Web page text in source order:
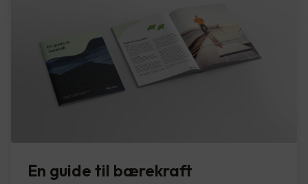
En guide til bærekraft